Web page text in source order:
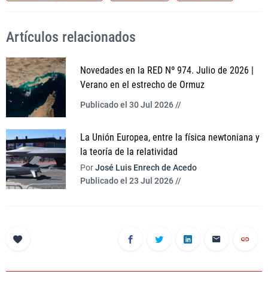
Artículos relacionados
Novedades en la RED Nº 974. Julio de 2026 |
Verano en el estrecho de Ormuz
Publicado el 30 Jul 2026 //
La Unión Europea, entre la física newtoniana y
la teoría de la relatividad
PorJosé Luis Enrech de Acedo
Publicado el 23 Jul 2026 //